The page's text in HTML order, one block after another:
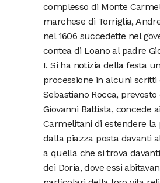
complesso di Monte
marchese di Torriglia,
nel 1606 succedette nel
contea di Loano al padre
I. Si ha notizia della festa
processione in alcuni scritti
Sebastiano Rocca, prevosto
Giovanni Battista, concede
Carmelitani di estendere la
dalla piazza posta davanti
a quella che si trova davanti
dei Doria, dove essi